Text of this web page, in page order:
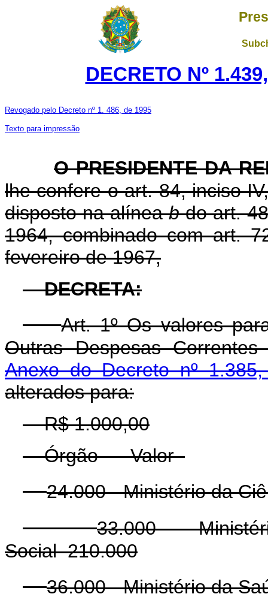
DECRETO Nº
Revogado pelo Decreto nº 1. 486, de 1995
Texto para impressão
O PRESIDENTE DA
lhe confere o art. 84, inciso
disposto na alíneabdo art.
1964, combinado com art.
fevereiro de 1967,
DECRETA:
Art. 1º Os valores
Outras Despesas
Anexo do Decreto nº
alterados para:
R$ 1.000,00
Órgão Valor
24.000 - Ministério da
33.000 -
Social 210.000
36.000 - Ministério da